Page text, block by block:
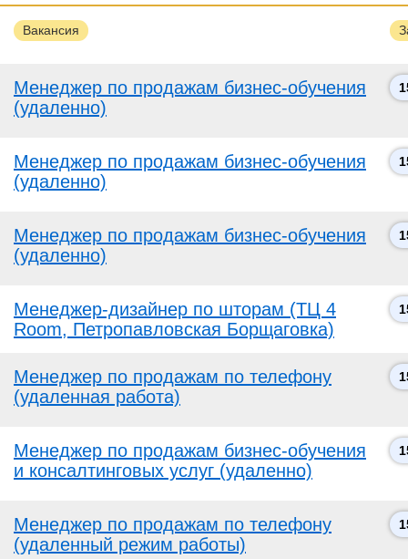
Вакансия
Менеджер по продажам бизнес-обучения
(удаленно)
Менеджер по продажам бизнес-обучения
(удаленно)
Менеджер по продажам бизнес-обучения
(удаленно)
Менеджер-дизайнер по шторам (ТЦ 4
Room, Петропавловская Борщаговка)
Менеджер по продажам по телефону
(удаленная работа)
Менеджер по продажам бизнес-обучения
и консалтинговых услуг (удаленно)
Менеджер по продажам по телефону
(удаленный режим работы)